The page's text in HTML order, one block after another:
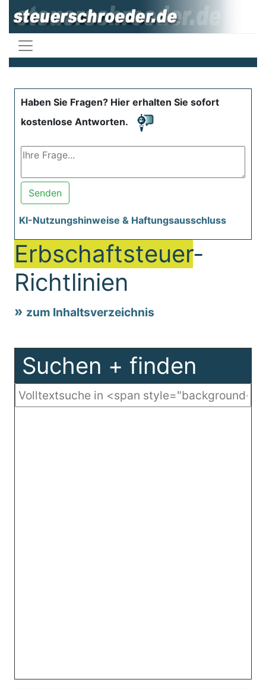
Haben Sie Fragen? Hier erhalten Sie sofort
kostenlose Antworten.
Senden
KI-Nutzungshinweise & Haftungsausschluss
Erbschaftsteuer-
Richtlinien
zum Inhaltsverzeichnis
Suchen + finden